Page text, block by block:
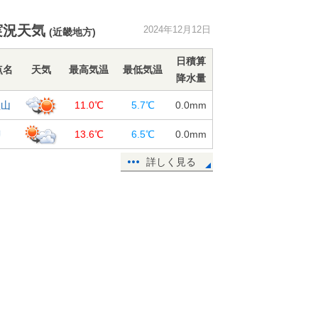
い寒さか 1か月
12日16:28
北海道の1か月予報 雪かきが大変な
師走に 年明けにかけて寒さが続く
12日16:09
14日～15日の近畿は山沿いで積雪
に 来週にかけ北部で雨や雪の日続
況天気 (近畿地方) 2024年12月12日
名 天気 最高気温 最低気温
日積算
降水量
11.0℃ 5.7℃ 0.0mm
13.6℃ 6.5℃ 0.0mm
詳しく見る